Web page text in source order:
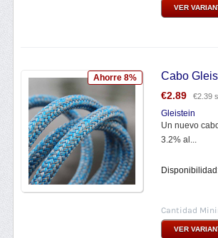
VER
Ahorre 8% Cabo
€2.89 €2.39
Gleistein
Un nuevo
3.2% al...
Cantidad
VER